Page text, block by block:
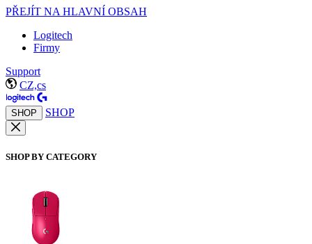
PŘEJÍT NA HLAVNÍ OBSAH
Logitech
Firmy
Support
CZ,cs
SHOP SHOP
SHOP BY CATEGORY